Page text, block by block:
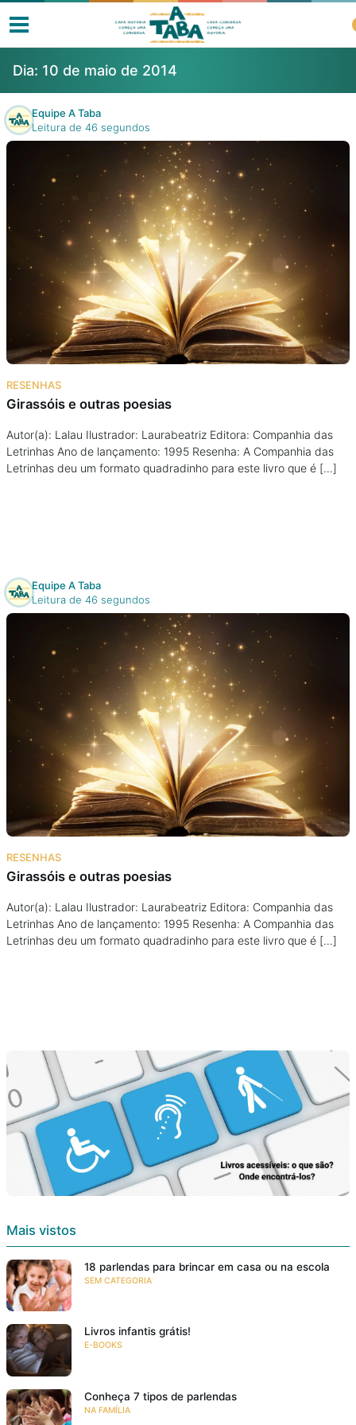
Livros
Resenhas
Clube de Leitores
Listas
Como ler?
Na escola
Na família
Colunas
Cursos On line
Podcast
Taba na Escola
Dia: 10 de maio de 2014
Equipe A Taba
Leitura de 46 segundos
RESENHAS
Girassóis e outras poesias
Autor(a): Lalau Ilustrador: Laurabeatriz Editora: Companhia das
Letrinhas Ano de lançamento: 1995 Resenha: A Companhia das
Letrinhas deu um formato quadradinho para este livro que é […]
Equipe A Taba
Leitura de 46 segundos
RESENHAS
Girassóis e outras poesias
Autor(a): Lalau Ilustrador: Laurabeatriz Editora: Companhia das
Letrinhas Ano de lançamento: 1995 Resenha: A Companhia das
Letrinhas deu um formato quadradinho para este livro que é […]
Mais vistos
18 parlendas para brincar em casa ou na escola
SEM CATEGORIA
Livros infantis grátis!
E-BOOKS
Conheça 7 tipos de parlendas
NA FAMÍLIA